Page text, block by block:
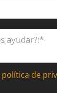
política de